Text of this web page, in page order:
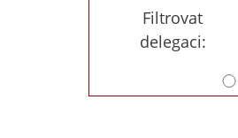
Filtrovat
delegaci: